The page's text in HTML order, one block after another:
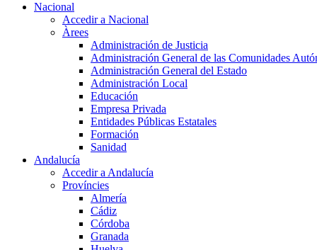
Nacional
Accedir a Nacional
Àrees
Administración de Justicia
Administración General de las Comunidades
Administración General del Estado
Administración Local
Educación
Empresa Privada
Entidades Públicas Estatales
Formación
Sanidad
Andalucía
Accedir a Andalucía
Províncies
Almería
Cádiz
Córdoba
Granada